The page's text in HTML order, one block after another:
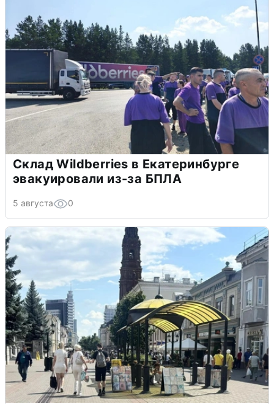
Склад Wildberries в Екатеринбурге
эвакуировали из-за БПЛА
5 августа 0